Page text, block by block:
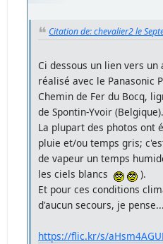
Citation de: chevalier2 le
Ci dessous un lien vers
réalisé avec le Panasonic
Chemin de Fer du Bocq,
de Spontin-Yvoir (Belgique).
La plupart des photos ont
pluie et/ou temps gris;
de vapeur un temps
les ciels blancs
).
Et pour ces conditions
d'aucun secours, je pense...
https://flic.kr/s/